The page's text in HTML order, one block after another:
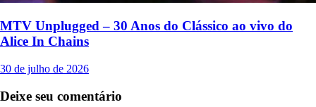
MTV Unplugged – 30 Anos do Clássico ao vivo do
Alice In Chains
30 de julho de 2026
Deixe seu comentário